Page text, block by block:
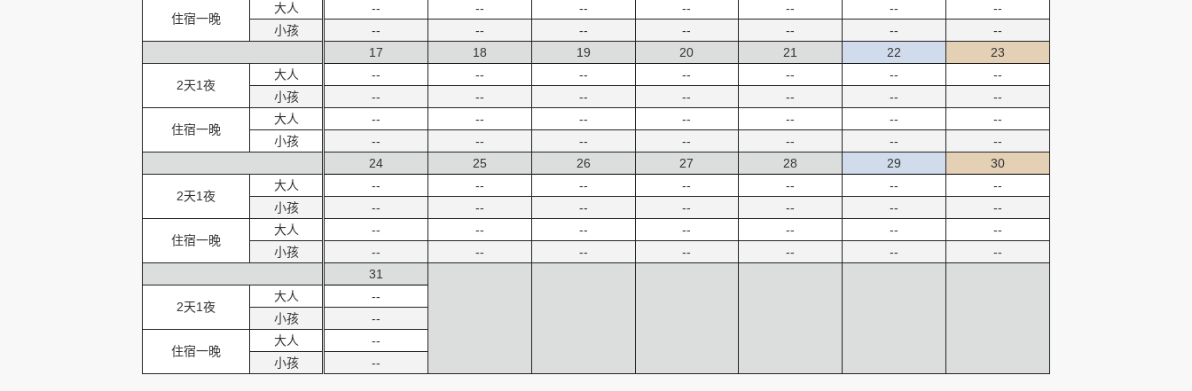
住宿一晚
大人
小孩
2天1夜
大人
小孩
住宿一晚
大人
小孩
2天1夜
大人
小孩
住宿一晚
大人
小孩
2天1夜
大人
小孩
住宿一晚
大人
小孩
--
--
--
--
--
--
--
--
--
--
--
--
--
--
17
--
--
--
--
18
--
--
--
--
19
--
--
--
--
20
--
--
--
--
21
--
--
--
--
22
--
--
--
--
23
--
--
--
--
24
--
--
--
--
25
--
--
--
--
26
--
--
--
--
27
--
--
--
--
28
--
--
--
--
29
--
--
--
--
30
--
--
--
--
31
--
--
--
--